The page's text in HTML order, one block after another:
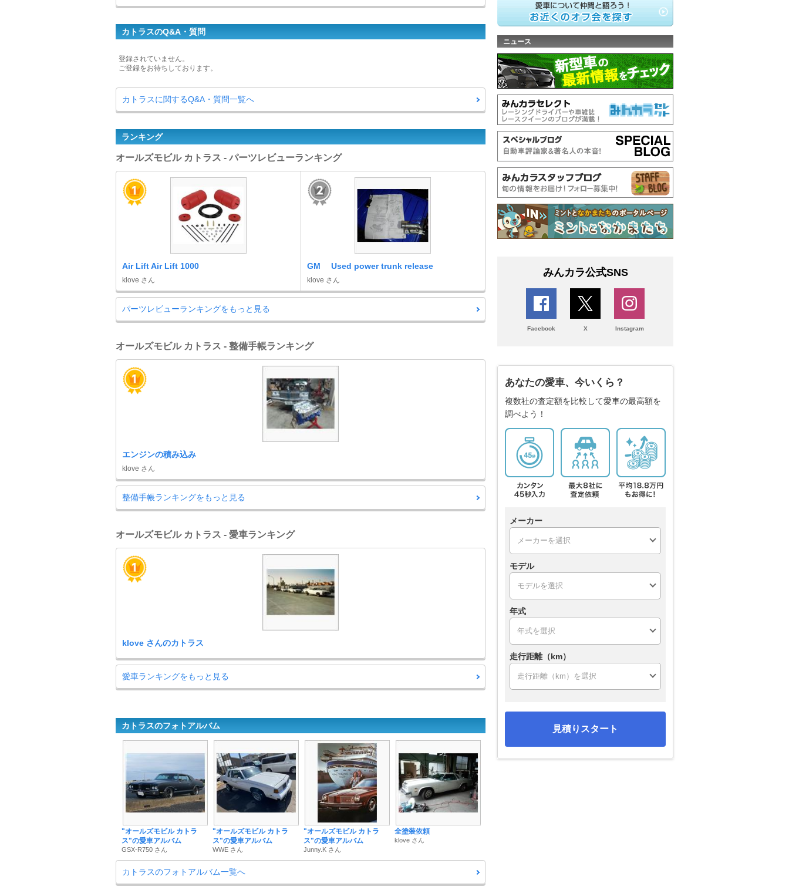
カトラスのQ&A・質問
登録されていません。
ご登録をお待ちしております。
カトラスに関するQ&A・質問一覧へ
ランキング
オールズモビル カトラス - パーツレビューランキング
Air Lift Air Lift 1000
klove さん
GM Used power trunk release
klove さん
パーツレビューランキングをもっと見る
オールズモビル カトラス - 整備手帳ランキング
エンジンの積み込み
klove さん
整備手帳ランキングをもっと見る
オールズモビル カトラス - 愛車ランキング
klove さんのカトラス
愛車ランキングをもっと見る
カトラスのフォトアルバム
"オールズモビル カトラ
ス"の愛車アルバム
GSX-R750 さん
"オールズモビル カトラ
ス"の愛車アルバム
WWE さん
"オールズモビル カトラ
ス"の愛車アルバム
Junny.K さん
全塗装依頼
klove さん
カトラスのフォトアルバム一覧へ
ニュース
みんカラ公式SNS
Facebook X Instagram
あなたの愛車、今いくら？
複数社の査定額を比較して愛車の最高額を
調べよう！
メーカー
モデル
年式
走行距離（km）
見積りスタート